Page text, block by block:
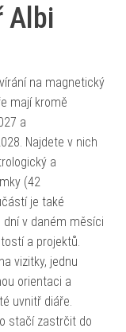
Albi
na magnetický
mají kromě
a
Najdete v nich
a
(42
je také
v daném měsíci
a projektů.
vizitky, jednu
orientaci a
uvnitř diáře.
stačí zastrčit do